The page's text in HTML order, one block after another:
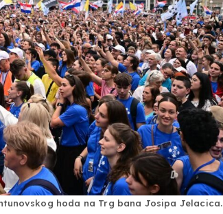
hoda na Trg bana Josipa Jelacica.